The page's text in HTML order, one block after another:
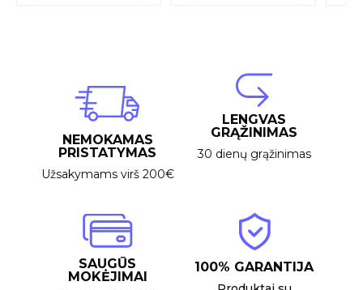
NEMOKAMAS
PRISTATYMAS
Užsakymams virš 200€
LENGVAS
GRĄŽINIMAS
30 dienų grąžinimas
SAUGŪS
MOKĖJIMAI
100% GARANTIJA